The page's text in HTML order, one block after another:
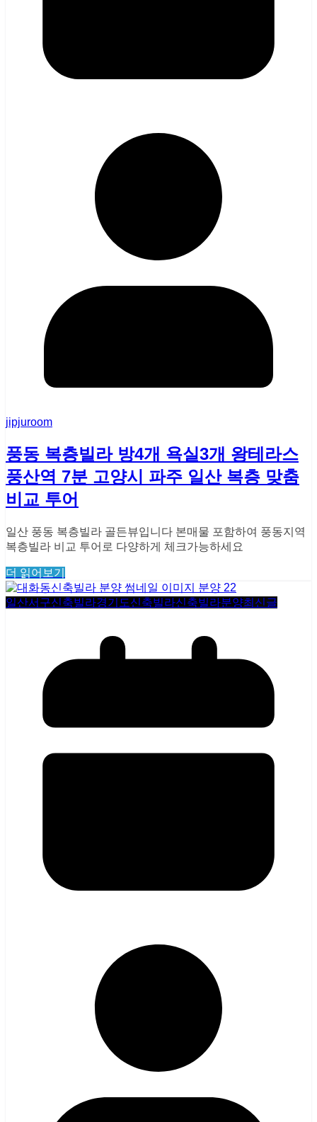
jipjuroom
풍동 복층빌라 방4개 욕실3개 왕테라스
풍산역 7분 고양시 파주 일산 복층 맞춤
비교 투어
일산 풍동 복층빌라 골든뷰입니다 본매물 포함하여 풍동지역
복층빌라 비교 투어로 다양하게 체크가능하세요
더 읽어보기
일산서구신축빌라경기도신축빌라신축빌라분양최신글